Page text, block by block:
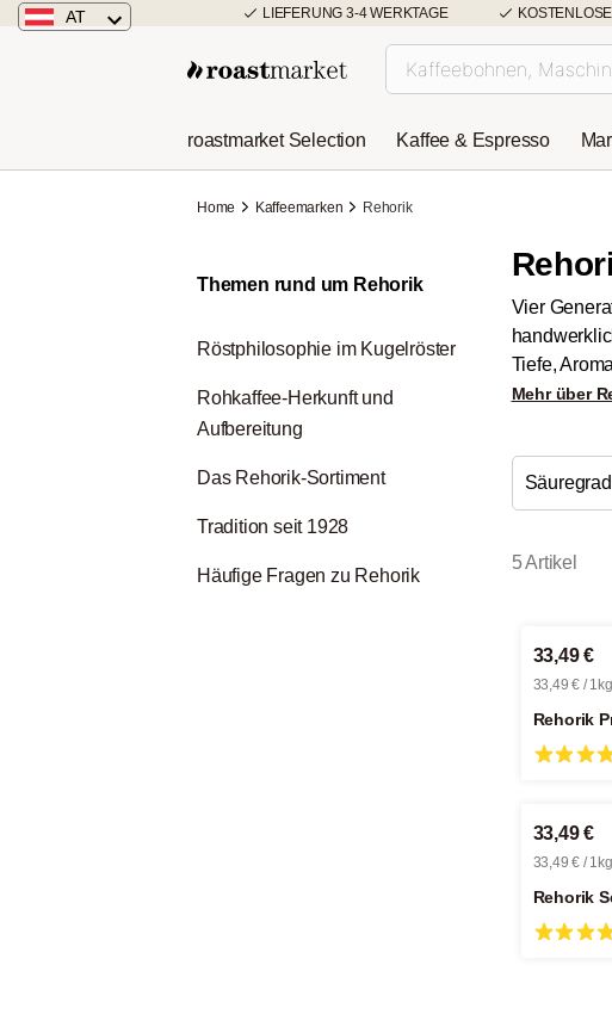
LIEFERUNG 3-4 WERKTAGE
AT
Niederlande
roastmarket Selection Kaffee & Espresso
Home Kaffeemarken Rehorik
Themen rund um Rehorik
Röstphilosophie im Kugelröster
Rohkaffee-Herkunft und
Aufbereitung
Das Rehorik-Sortiment
Tradition seit 1928
Häufige Fragen zu Rehorik
Vier
Tiefe,
Mehr über
Säuregrad
5 Artikel
33,49 €
33,49 € / 1kg
Rehorik
33,49 €
33,49 € / 1kg
Rehorik